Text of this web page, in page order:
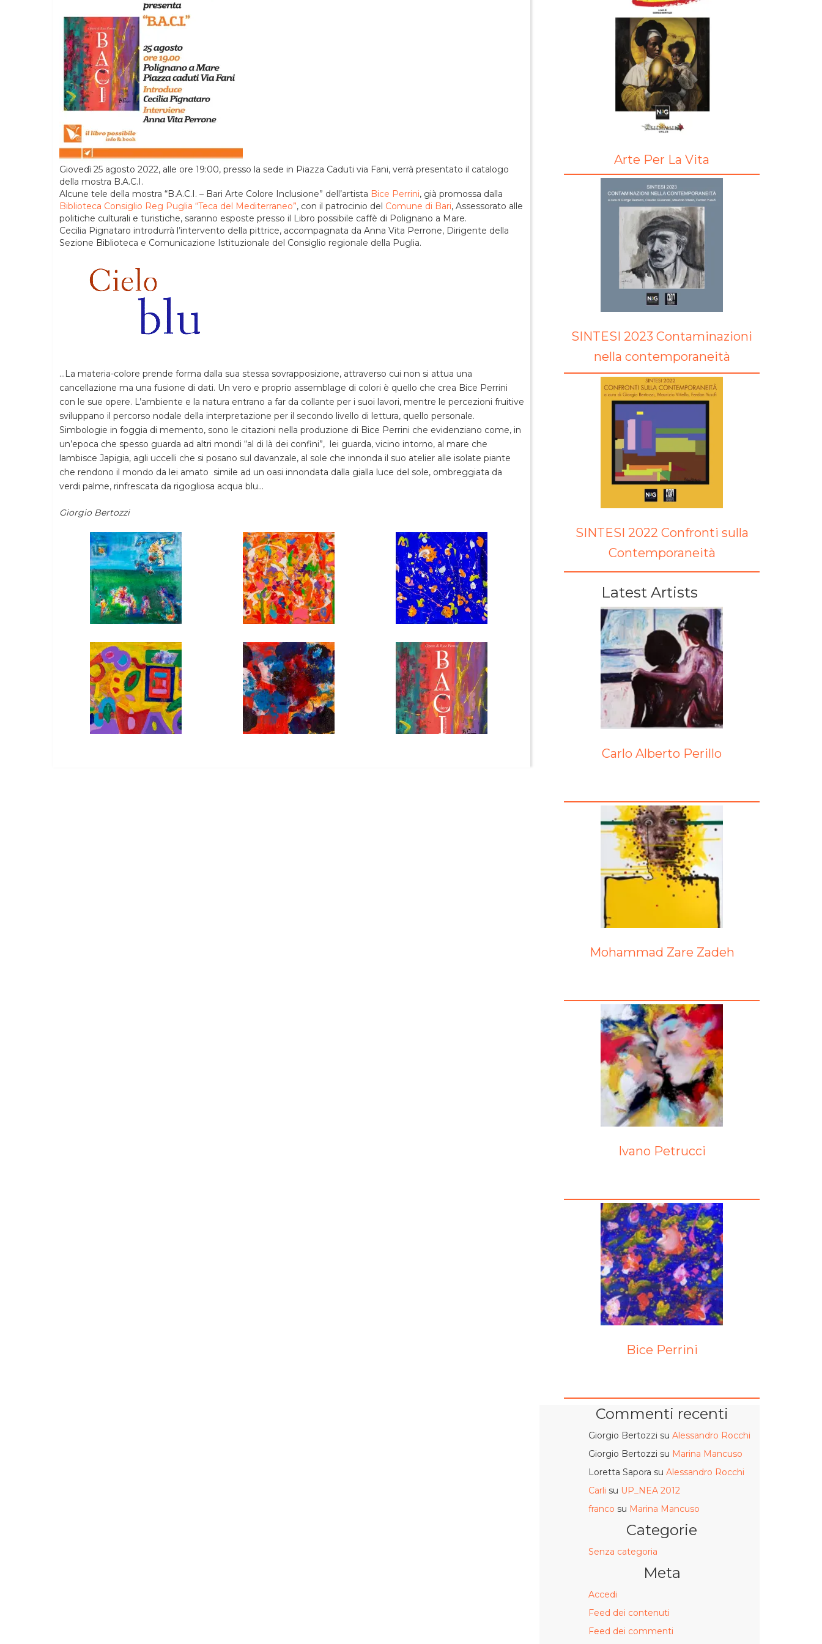
Giovedì 25 agosto 2022, alle ore 19:00, presso la sede in Piazza Caduti via Fani, verrà presentato il catalogo
della mostra B.A.C.I.
Alcune tele della mostra “B.A.C.I. – Bari Arte Colore Inclusione” dell’artista Bice Perrini, già promossa dalla
Biblioteca Consiglio Reg Puglia “Teca del Mediterraneo”, con il patrocinio del Comune di Bari, Assessorato alle
politiche culturali e turistiche, saranno esposte presso il Libro possibile caffè di Polignano a Mare.
Cecilia Pignataro introdurrà l’intervento della pittrice, accompagnata da Anna Vita Perrone, Dirigente della
Sezione Biblioteca e Comunicazione Istituzionale del Consiglio regionale della Puglia.
…La materia-colore prende forma dalla sua stessa sovrapposizione, attraverso cui non si attua una
cancellazione ma una fusione di dati. Un vero e proprio assemblage di colori è quello che crea Bice Perrini
con le sue opere. L’ambiente e la natura entrano a far da collante per i suoi lavori, mentre le percezioni fruitive
sviluppano il percorso nodale della interpretazione per il secondo livello di lettura, quello personale.
Simbologie in foggia di memento, sono le citazioni nella produzione di Bice Perrini che evidenziano come, in
un’epoca che spesso guarda ad altri mondi “al di là dei confini”, lei guarda, vicino intorno, al mare che
lambisce Japigia, agli uccelli che si posano sul davanzale, al sole che innonda il suo atelier alle isolate piante
che rendono il mondo da lei amato simile ad un oasi innondata dalla gialla luce del sole, ombreggiata da
verdi palme, rinfrescata da rigogliosa acqua blu…
Giorgio Bertozzi
Arte Per La Vita
SINTESI 2023 Contaminazioni
nella contemporaneità
SINTESI 2022 Confronti sulla
Contemporaneità
Latest Artists
Carlo Alberto Perillo
Mohammad Zare Zadeh
Ivano Petrucci
Bice Perrini
Commenti recenti
Giorgio Bertozzi su Alessandro Rocchi
Giorgio Bertozzi su Marina Mancuso
Loretta Sapora su Alessandro Rocchi
Carli su UP_NEA 2012
franco su Marina Mancuso
Categorie
Senza categoria
Meta
Accedi
Feed dei contenuti
Feed dei commenti